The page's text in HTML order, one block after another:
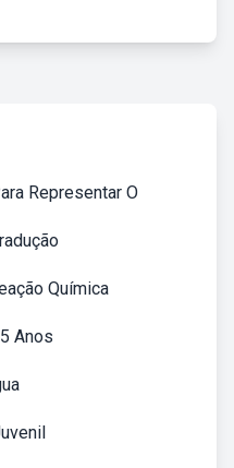
Representar O
Química
Anos